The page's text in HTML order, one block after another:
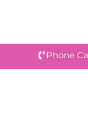
Phone